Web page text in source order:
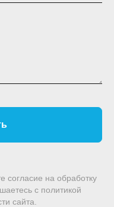
на обработку
c политикой
сайта.